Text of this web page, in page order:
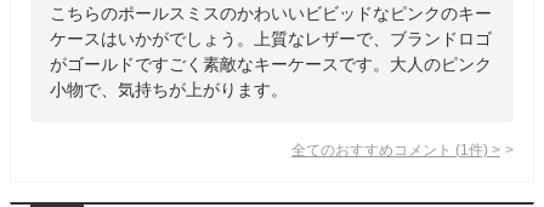
こちらのポールスミスのかわいいビビッドなピンクのキー
ケースはいかがでしょう。上質なレザーで、ブランドロゴ
がゴールドですごく素敵なキーケースです。大人のピンク
小物で、気持ちが上がります。
全てのおすすめコメント (1 件) >